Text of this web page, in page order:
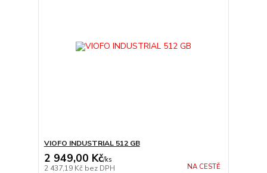
VIOFO INDUSTRIAL 512 GB
2 949,00 Kč/ks
2 437,19 Kč bez DPH NA CESTĚ